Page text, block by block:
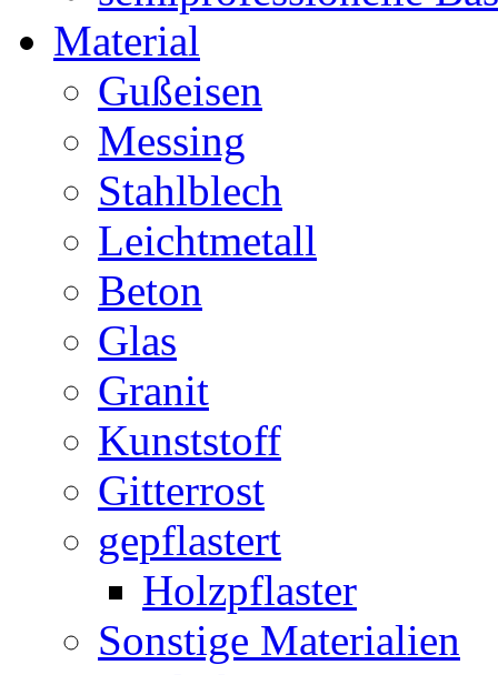
Material
Gußeisen
Messing
Stahlblech
Leichtmetall
Beton
Glas
Granit
Kunststoff
Gitterrost
gepflastert
Holzpflaster
Sonstige Materialien